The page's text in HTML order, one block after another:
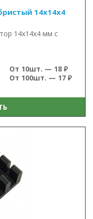
14х14х4
14х14х4 мм с
От 10шт. — 18 ₽
От 100шт. — 17 ₽